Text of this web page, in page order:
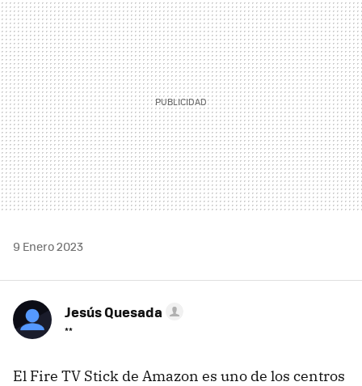
MAIL
9 Enero 2023
Jesús Quesada
**
El Fire TV Stick de Amazon es uno de los centros